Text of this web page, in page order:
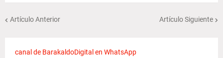
Artículo Anterior Artículo Siguiente
canal de BarakaldoDigital en WhatsApp